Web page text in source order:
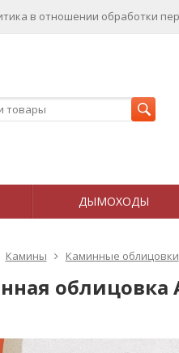
в отношении обработки
ДЫМОХОДЫ
Камины Каминные облицовки
облицовка